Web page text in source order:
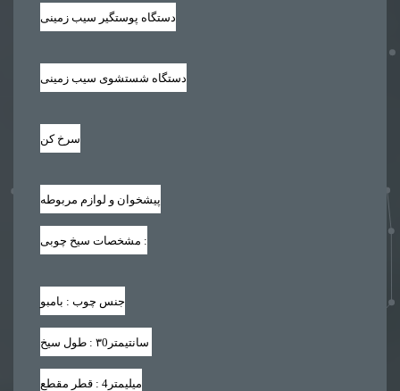
دستگاه پوستگیر سیب زمینی
دستگاه شستشوی سیب زمینی
سرخ کن
پیشخوان و لوازم مربوطه
مشخصات سیخ چوبی :
جنس چوب : بامبو
طول سیخ : ۳0 سانتیمتر
قطر مقطع : 4 میلیمتر